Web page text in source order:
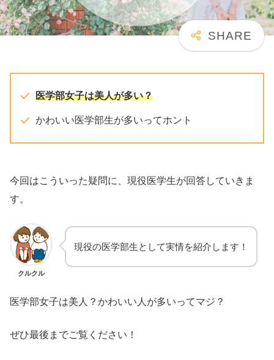
医学部女子は美人が多い？
かわいい医学部生が多いってホント
今回はこういった疑問に、現役医学生が回答していきま
す。
クルクル
現役の医学部生として実情を紹介します！
医学部女子は美人？かわいい人が多いってマジ？
ぜひ最後までご覧ください！